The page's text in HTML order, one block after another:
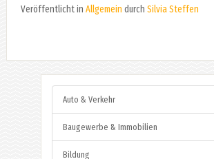
Veröffentlicht in Allgemein durch Silvia Steffen
Auto & Verkehr
Baugewerbe & Immobilien
Bildung